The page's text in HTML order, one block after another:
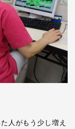
人がもう少し増え